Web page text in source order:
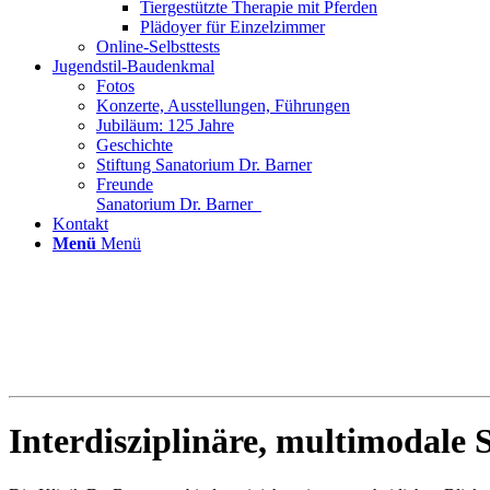
Tiergestützte Therapie mit Pferden
Plädoyer für Einzelzimmer
Online-Selbsttests
Jugendstil-Baudenkmal
Fotos
Konzerte, Ausstellungen, Führungen
Jubiläum: 125 Jahre
Geschichte
Stiftung Sanatorium Dr. Barner
Freunde
Sanatorium Dr. Barner
Kontakt
Menü Menü
Interdisziplinäre, multimodale